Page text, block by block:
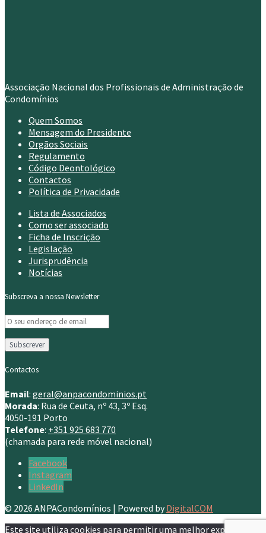
Associação Nacional dos Profissionais de Administração de
Condomínios
Quem Somos
Mensagem do Presidente
Orgãos Sociais
Regulamento
Código Deontológico
Contactos
Política de Privacidade
Lista de Associados
Como ser associado
Ficha de Inscrição
Legislação
Jurisprudência
Notícias
Subscreva a nossa Newsletter
Contactos
Email: geral@anpacondominios.pt
Morada: Rua de Ceuta, nº 43, 3º Esq.
4050-191 Porto
Telefone: +351 925 683 770
(chamada para rede móvel nacional)
Facebook
Instagram
LinkedIn
© 2026 ANPACondomínios | Powered byDigitalCOM
Este site utiliza cookies para permitir uma melhor experiência